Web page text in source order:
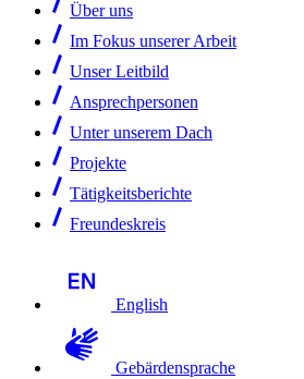
Über uns
Im Fokus unserer Arbeit
Unser Leitbild
Ansprechpersonen
Unter unserem Dach
Projekte
Tätigkeitsberichte
Freundeskreis
English
Gebärdensprache